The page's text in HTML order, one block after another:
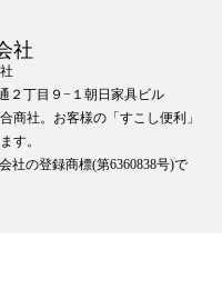
社
２丁目９−１朝日家具ビル
商社。お客様の「すこし便利」
す。
社の登録商標(第6360838号)で